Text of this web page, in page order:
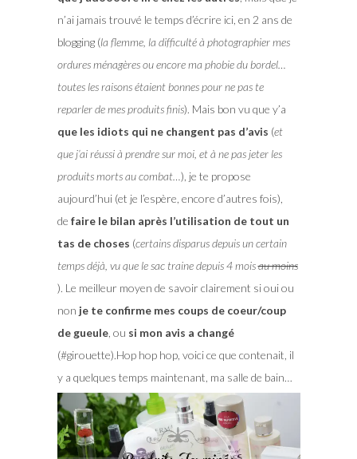
n’ai jamais trouvé le temps d’écrire ici, en 2 ans de
blogging (la flemme, la difficulté à photographier mes
ordures ménagères ou encore ma phobie du bordel…
toutes les raisons étaient bonnes pour ne pas te
reparler de mes produits finis). Mais bon vu que y’a
que les idiots qui ne changent pas d’avis (et
que j’ai réussi à prendre sur moi, et à ne pas jeter les
produits morts au combat…), je te propose
aujourd’hui (et je l’espère, encore d’autres fois),
de faire le bilan après l’utilisation de tout un
tas de choses (certains disparus depuis un certain
temps déjà, vu que le sac traine depuis 4 moisau moins
). Le meilleur moyen de savoir clairement si oui ou
non je te confirme mes coups de coeur/coup
de gueule, ou si mon avis a changé
(#girouette).Hop hop hop, voici ce que contenait, il
y a quelques temps maintenant, ma salle de bain…